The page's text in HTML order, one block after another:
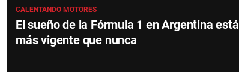
CALENTANDO MOTORES
El sueño de la Fórmula 1 en Argentina está
más vigente que nunca